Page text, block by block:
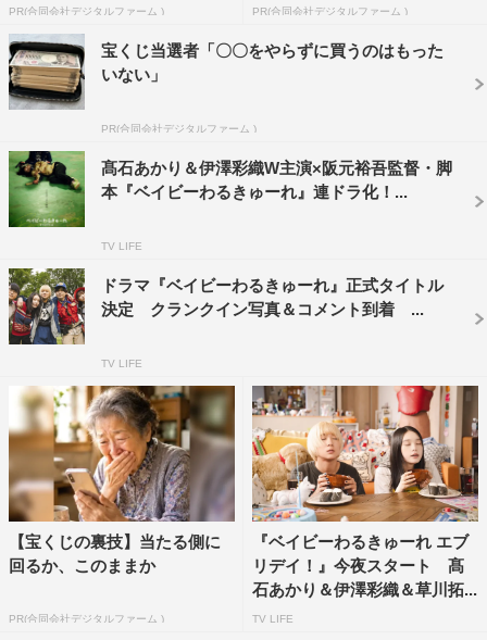
PR(合同会社デジタルファーム ) PR(合同会社デジタルファーム )
宝くじ当選者「〇〇をやらずに買うのはもった
いない」
PR(合同会社デジタルファーム )
髙石あかり＆伊澤彩織W主演×阪元裕吾監督・脚
本『ベイビーわるきゅーれ』連ドラ化！...
TV LIFE
ドラマ『ベイビーわるきゅーれ』正式タイトル
決定 クランクイン写真＆コメント到着 ...
TV LIFE
【宝くじの裏技】当たる側に
回るか、このままか
PR(合同会社デジタルファーム )
『ベイビーわるきゅーれ エブ
リデイ！』今夜スタート 髙
石あかり＆伊澤彩織＆草川拓...
TV LIFE